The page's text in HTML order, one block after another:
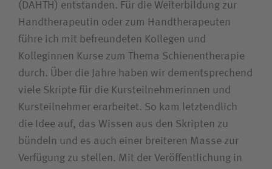
(DAHTH) entstanden. Für die Weiterbildung zur
Handtherapeutin oder zum Handtherapeuten
führe ich mit befreundeten Kollegen und
Kolleginnen Kurse zum Thema Schienentherapie
durch. Über die Jahre haben wir dementsprechend
viele Skripte für die Kursteilnehmerinnen und
Kursteilnehmer erarbeitet. So kam letztendlich
die Idee auf, das Wissen aus den Skripten zu
bündeln und es auch einer breiteren Masse zur
Verfügung zu stellen. Mit der Veröffentlichung in